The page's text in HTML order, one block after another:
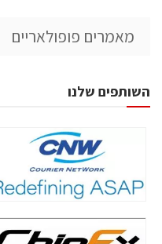
מאמרים פופולאריים
השותפים שלנו